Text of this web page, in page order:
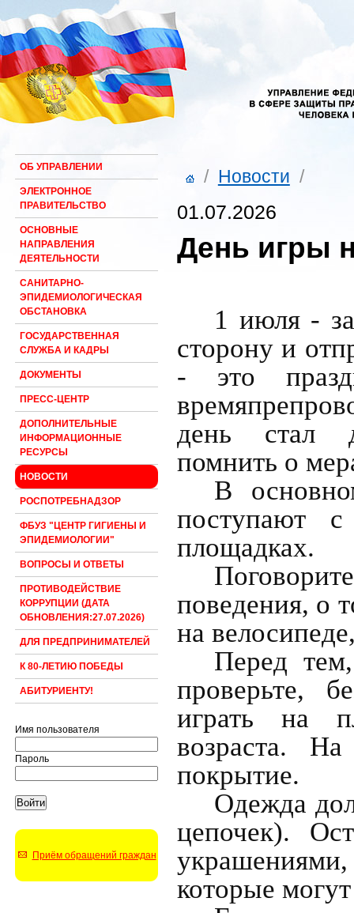
ОБ УПРАВЛЕНИИ
ЭЛЕКТРОННОЕ
ПРАВИТЕЛЬСТВО
ОСНОВНЫЕ
НАПРАВЛЕНИЯ
ДЕЯТЕЛЬНОСТИ
САНИТАРНО-
ЭПИДЕМИОЛОГИЧЕСКАЯ
ОБСТАНОВКА
ГОСУДАРСТВЕННАЯ
СЛУЖБА И КАДРЫ
ДОКУМЕНТЫ
ПРЕСС-ЦЕНТР
ДОПОЛНИТЕЛЬНЫЕ
ИНФОРМАЦИОННЫЕ
РЕСУРСЫ
НОВОСТИ
РОСПОТРЕБНАДЗОР
ФБУЗ "ЦЕНТР ГИГИЕНЫ И
ЭПИДЕМИОЛОГИИ"
ВОПРОСЫ И ОТВЕТЫ
ПРОТИВОДЕЙСТВИЕ
КОРРУПЦИИ (ДАТА
ОБНОВЛЕНИЯ:27.07.2026)
ДЛЯ ПРЕДПРИНИМАТЕЛЕЙ
К 80-ЛЕТИЮ ПОБЕДЫ
АБИТУРИЕНТУ!
Имя пользователя
Пароль
Приём обращений граждан
/ Новости /
01.07.2026
День игры
1 июля -
сторону и
- это
день стал
помнить о
В
поступают
площадках.
поведения, о
на
Перед
проверьте,
играть на
возраста.
покрытие.
Одежда
цепочек).
которые